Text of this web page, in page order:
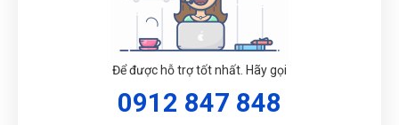
Để được hỗ trợ tốt nhất. Hãy gọi
0912 847 848